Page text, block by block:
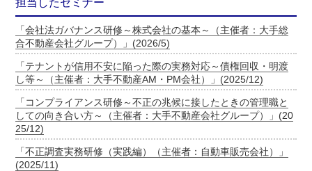
担当したセミナー
「会社法ガバナンス研修～株式会社の基本～（主催者：大手総
合不動産会社グループ）」(2026/5)
「テナントが信用不安に陥った際の実務対応～債権回収・明渡
し等～（主催者：大手不動産AM・PM会社）」(2025/12)
「コンプライアンス研修～不正の兆候に接したときの管理職と
しての向き合い方～（主催者：大手不動産会社グループ）」(20
25/12)
「不正調査実務研修（実践編）（主催者：自動車販売会社）」
(2025/11)